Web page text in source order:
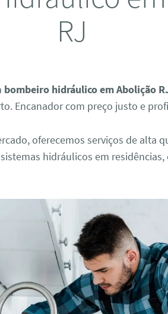
RJ
bombeiro hidráulico em Abolição
Encanador com preço justo e
oferecemos serviços de alta
hidráulicos em residências,